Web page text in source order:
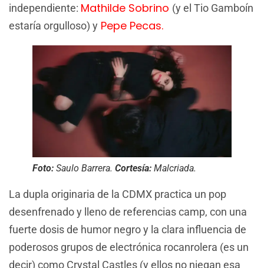
independiente: Mathilde Sobrino (y el Tio Gamboín
estaría orgulloso) y Pepe Pecas.
Foto: Saulo Barrera. Cortesía: Malcriada.
La dupla originaria de la CDMX practica un pop
desenfrenado y lleno de referencias camp, con una
fuerte dosis de humor negro y la clara influencia de
poderosos grupos de electrónica rocanrolera (es un
decir) como Crystal Castles (y ellos no niegan esa